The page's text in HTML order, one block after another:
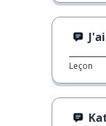
Leçon